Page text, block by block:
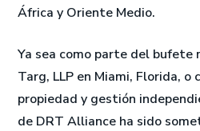
África y Oriente Medio.
Ya sea como parte del bufete
Targ, LLP en Miami, Florida,
propiedad y gestión
de DRT Alliance ha sido